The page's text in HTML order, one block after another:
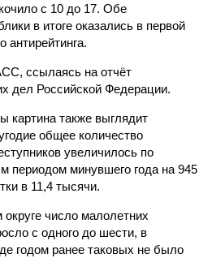
с 10 до 17. Обе
в итоге оказались в первой
антирейтинга.
ссылаясь на отчёт
дел Российской Федерации.
картина также выглядит
общее количество
увеличилось по
периодом минувшего года на 945
в 11,4 тысячи.
число малолетних
с одного до шести, в
годом ранее таковых не было